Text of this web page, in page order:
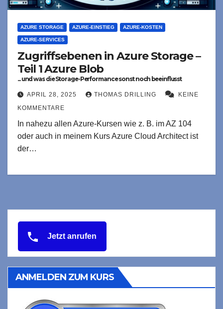
AZURE STORAGE AZURE-EINSTIEG AZURE-KOSTEN
AZURE-SERVICES
Zugriffsebenen in Azure Storage –
Teil 1 Azure Blob
... und was die Storage-Performance sonst noch beeinflusst
APRIL 28, 2025 THOMAS DRILLING
KEINE
KOMMENTARE
In nahezu allen Azure-Kursen wie z. B. im AZ 104
oder auch in meinem Kurs Azure Cloud Architect ist
der…
Jetzt anrufen
ANMELDEN ZUM KURS